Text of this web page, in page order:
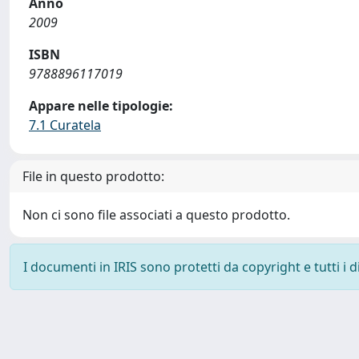
2009
ISBN
9788896117019
Appare nelle tipologie:
7.1 Curatela
File in questo prodotto:
Non ci sono file associati a questo prodotto.
I documenti in IRIS sono protetti da copyright e tutti i